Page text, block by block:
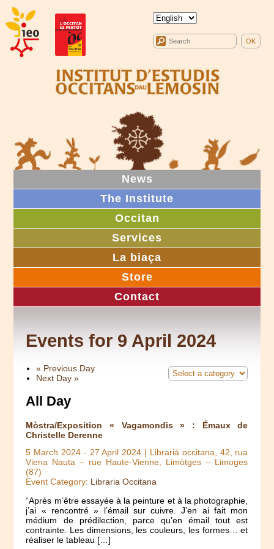
News
The Institute
Occitan
Services
La biaça
Store
Contact
Events for 9 April 2024
« Previous Day
Next Day»
All Day
Mòstra/Exposition « Vagamondis » : Émaux de
Christelle Derenne
5 March 2024 - 27 April 2024 | Librariá occitana, 42, rua
Viena Nauta – rue Haute-Vienne, Limòtges – Limoges
(87)
Event Category: Libraria Occitana
“Après m’être essayée à la peinture et à la photographie,
j’ai « rencontré » l’émail sur cuivre. J’en ai fait mon
médium de prédilection, parce qu’en émail tout est
contrainte. Les dimensions, les couleurs, les formes… et
réaliser le tableau […]